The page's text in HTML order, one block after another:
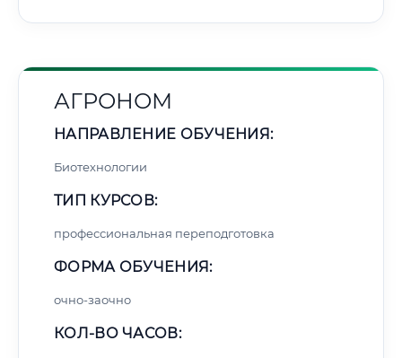
АГРОНОМ
НАПРАВЛЕНИЕ ОБУЧЕНИЯ:
Биотехнологии
ТИП КУРСОВ:
профессиональная переподготовка
ФОРМА ОБУЧЕНИЯ:
очно-заочно
КОЛ-ВО ЧАСОВ: